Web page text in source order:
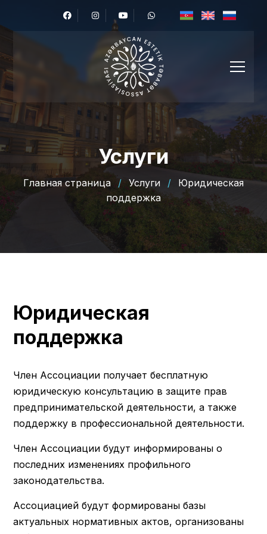
Услуги
Главная страница / Услуги /
Юридическая
поддержка
Юридическая
поддержка
Член Ассоциации получает бесплатную
юридическую консультацию в защите прав
предпринимательской деятельности, а также
поддержку в профессиональной деятельности.
Член Ассоциации будут информированы о
последних изменениях профильного
законодательства.
Ассоциацией будут формированы базы
актуальных нормативных актов, организованы